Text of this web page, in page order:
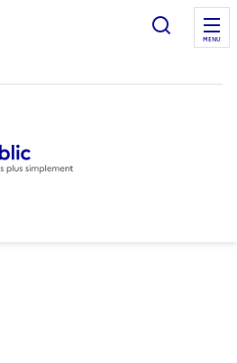
Ouvrir
MENU